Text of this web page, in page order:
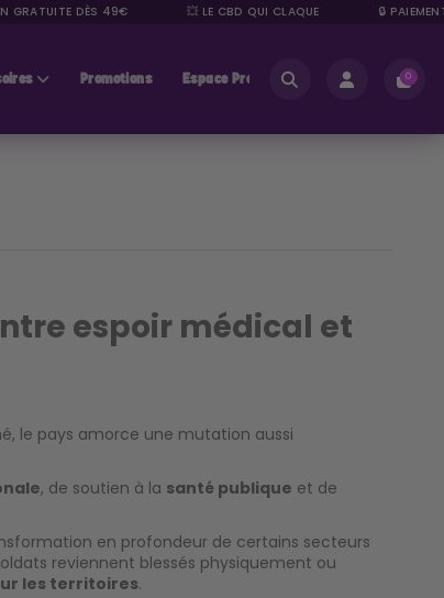
GRATUITE DÈS 49€ 💥 LE CBD QUI CLAQUE 🔒
Promotions Espace Pros 0
espoir médical et
le pays amorce une mutation aussi
, de soutien à la santé publique et de
en profondeur de certains secteurs
reviennent blessés physiquement ou
les territoires.